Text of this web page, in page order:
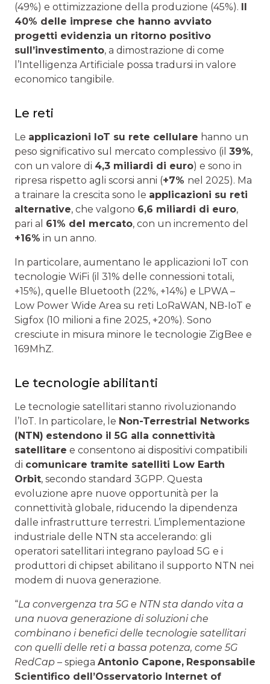
(49%) e ottimizzazione della produzione (45%). Il
40% delle imprese che hanno avviato
progetti evidenzia un ritorno positivo
sull’investimento, a dimostrazione di come
l’Intelligenza Artificiale possa tradursi in valore
economico tangibile.
Le reti
Le applicazioni IoT su rete cellulare hanno un
peso significativo sul mercato complessivo (il 39%,
con un valore di 4,3 miliardi di euro) e sono in
ripresa rispetto agli scorsi anni (+7% nel 2025). Ma
a trainare la crescita sono le applicazioni su reti
alternative, che valgono 6,6 miliardi di euro,
pari al 61% del mercato, con un incremento del
+16% in un anno.
In particolare, aumentano le applicazioni IoT con
tecnologie WiFi (il 31% delle connessioni totali,
+15%), quelle Bluetooth (22%, +14%) e LPWA –
Low Power Wide Area su reti LoRaWAN, NB-IoT e
Sigfox (10 milioni a fine 2025, +20%). Sono
cresciute in misura minore le tecnologie ZigBee e
169MhZ.
Le tecnologie abilitanti
Le tecnologie satellitari stanno rivoluzionando
l’IoT. In particolare, le Non-Terrestrial Networks
(NTN) estendono il 5G alla connettività
satellitare e consentono ai dispositivi compatibili
di comunicare tramite satelliti Low Earth
Orbit, secondo standard 3GPP. Questa
evoluzione apre nuove opportunità per la
connettività globale, riducendo la dipendenza
dalle infrastrutture terrestri. L’implementazione
industriale delle NTN sta accelerando: gli
operatori satellitari integrano payload 5G e i
produttori di chipset abilitano il supporto NTN nei
modem di nuova generazione.
“La convergenza tra 5G e NTN sta dando vita a
una nuova generazione di soluzioni che
combinano i benefici delle tecnologie satellitari
con quelli delle reti a bassa potenza, come 5G
RedCap – spiega Antonio Capone, Responsabile
Scientifico dell’Osservatorio Internet of